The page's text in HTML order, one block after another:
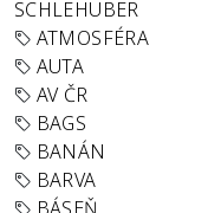
SCHLEHUBER
ATMOSFÉRA
AUTA
AV ČR
BAGS
BANÁN
BARVA